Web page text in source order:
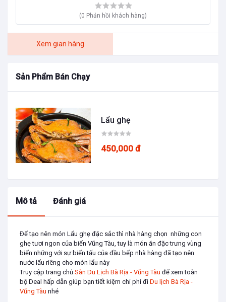
(0 Phản hồi khách hàng)
Xem gian hàng
Sản Phẩm Bán Chạy
Lẩu ghẹ
450,000 đ
Mô tả Đánh giá
Để tạo nên món Lẩu ghẹ đặc sắc thì nhà hàng chọn những con
ghẹ tươi ngon của biển Vũng Tàu, tuy là món ăn đặc trưng vùng
biển những với sự biến tấu của đầu bếp nhà hàng đã tạo nên
nước lẩu riêng cho món lẩu này
Truy cập trang chủ Sàn Du Lịch Bà Rịa - Vũng Tàu để xem toàn
bộ Deal hấp dẫn giúp bạn tiết kiệm chi phí đi Du lịch Bà Rịa -
Vũng Tàu nhé